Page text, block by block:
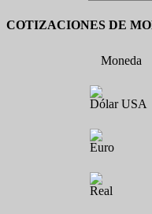
COTIZACIONES DE
Moneda
Dólar USA
Euro
Real